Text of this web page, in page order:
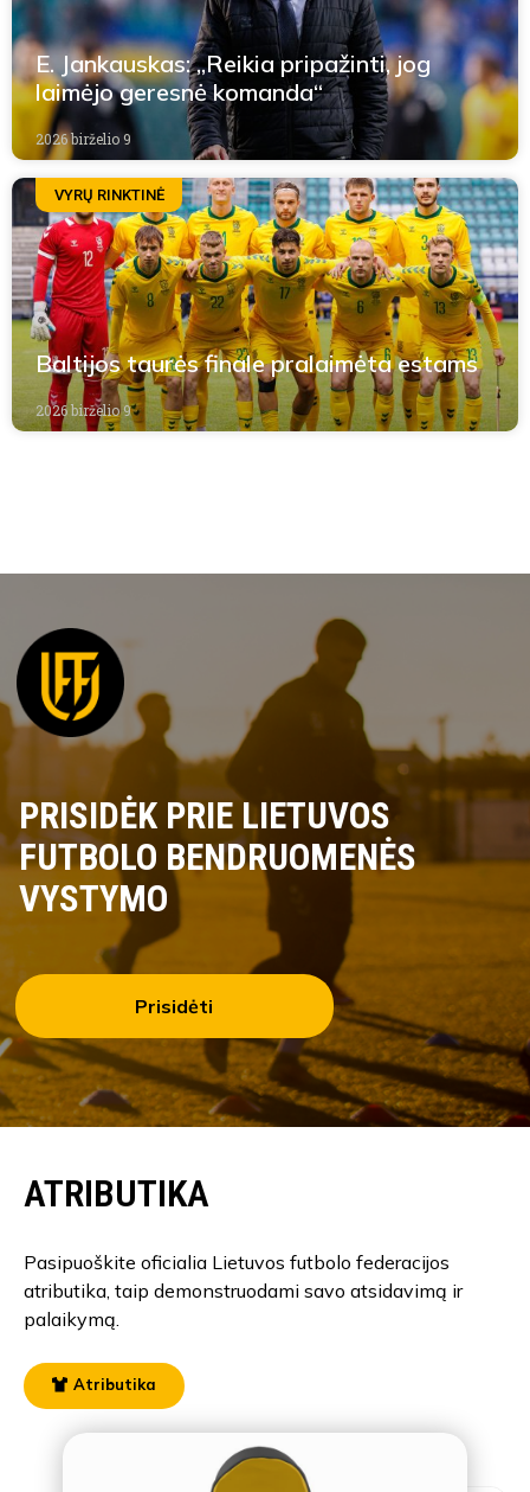
E. Jankauskas: „Reikia pripažinti, jog
laimėjo geresnė komanda“
2026 birželio 9
VYRŲ RINKTINĖ
Baltijos taurės finale pralaimėta estams
2026 birželio 9
PRISIDĖK PRIE LIETUVOS
FUTBOLO BENDRUOMENĖS
VYSTYMO
Prisidėti
ATRIBUTIKA
Pasipuoškite oficialia Lietuvos futbolo federacijos
atributika, taip demonstruodami savo atsidavimą ir
palaikymą.
Atributika